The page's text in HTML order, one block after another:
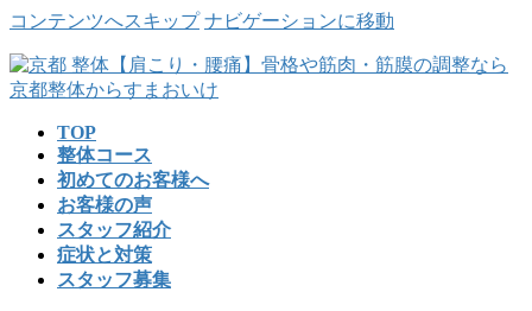
コンテンツへスキップ ナビゲーションに移動
TOP
整体コース
初めてのお客様へ
お客様の声
スタッフ紹介
症状と対策
スタッフ募集